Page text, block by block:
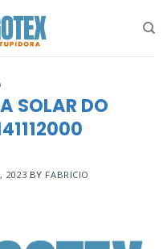
SOLAR DO
2023 BY FABRICIO